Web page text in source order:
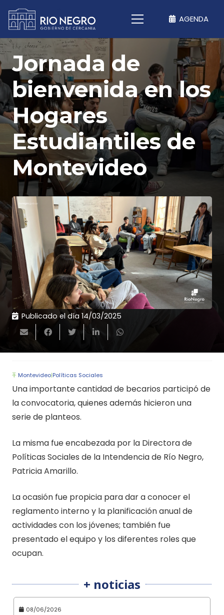
AGENDA
Jornada de
bienvenida en los
Hogares
Estudiantiles de
Montevideo
Publicado el día 14/03/2025
Montevideo|Políticas Sociales
Una importante cantidad de becarios participó de
la convocatoria, quienes además hicieron una
serie de planteos.
La misma fue encabezada por la Directora de
Políticas Sociales de la Intendencia de Río Negro,
Patricia Amarillo.
La ocasión fue propicia para dar a conocer el
reglamento interno y la planificación anual de
actividades con los jóvenes; también fue
presentado el equipo y los diferentes roles que
ocupan.
+ noticias
08/06/2026